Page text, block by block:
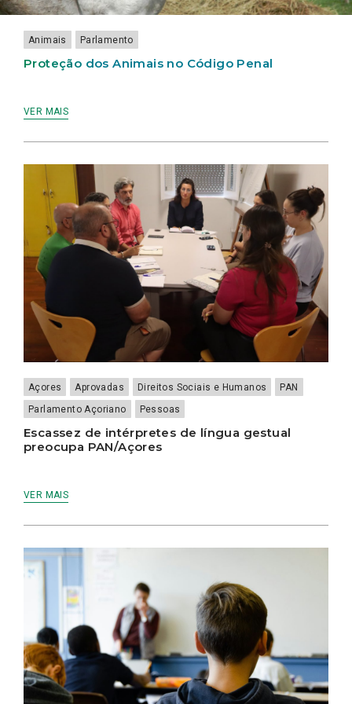
Animais Parlamento
Proteção dos Animais no Código Penal
VER MAIS
Açores Aprovadas Direitos Sociais e Humanos
PAN
Parlamento Açoriano
Pessoas
Escassez de intérpretes de língua gestual
preocupa PAN/Açores
VER MAIS
LAMEIRINHO